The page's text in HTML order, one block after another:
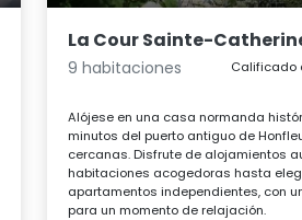
La Cour Sainte-
9 habitaciones
Calificado
Alójese en una casa normanda
minutos del puerto antiguo de
cercanas. Disfrute de alojamientos
habitaciones acogedoras hasta
apartamentos independientes, con
para un momento de relajación.